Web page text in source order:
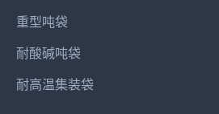
重型吨袋
耐酸碱吨袋
耐高温集装袋